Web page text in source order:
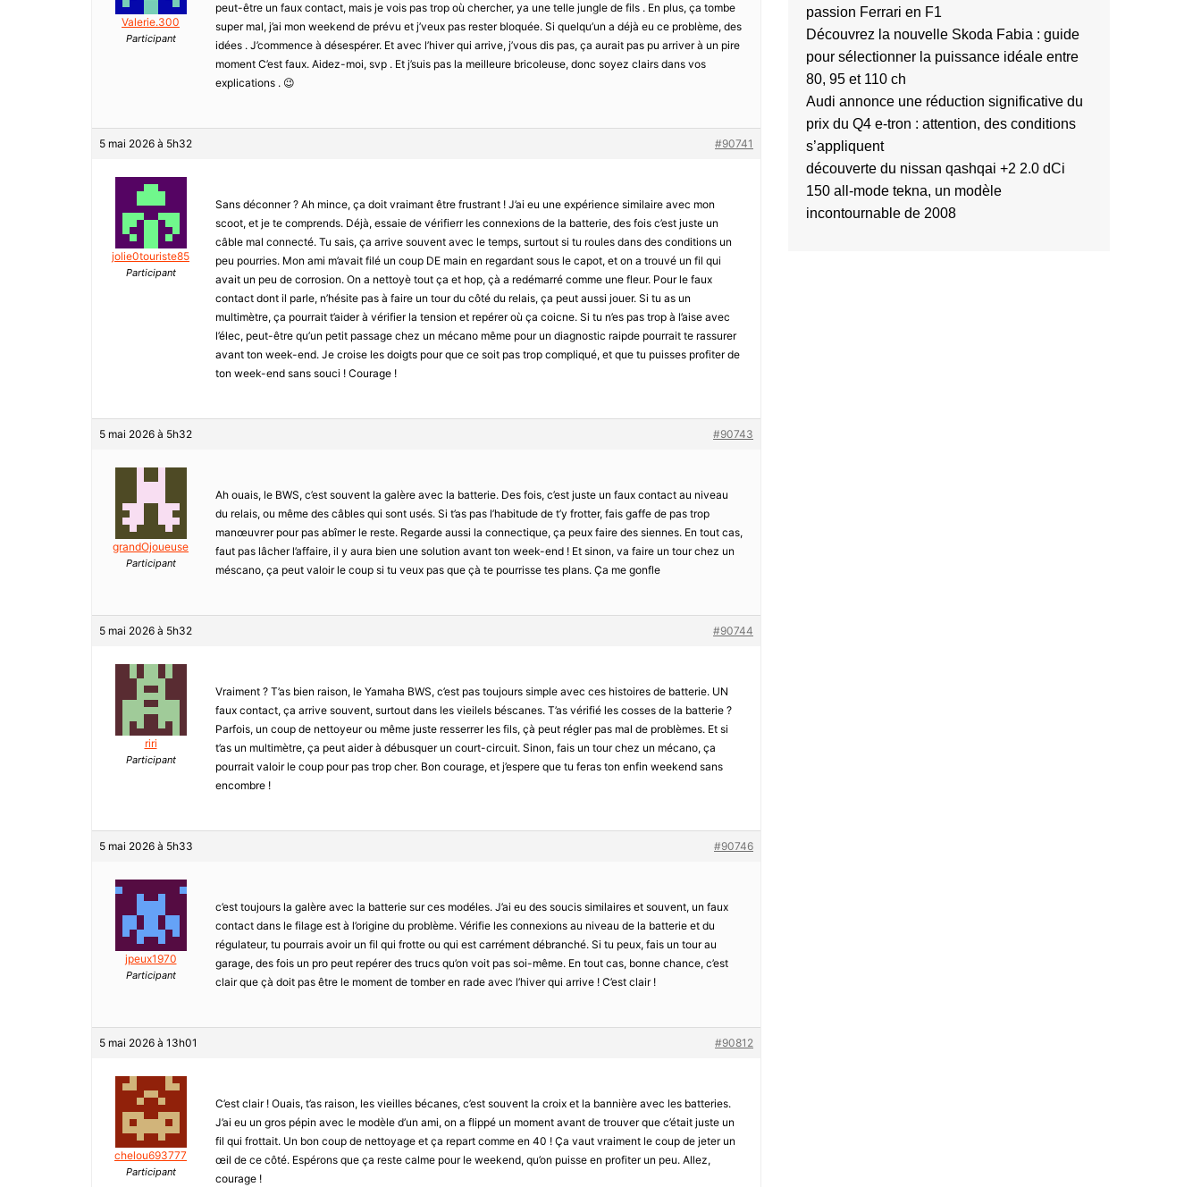
Valerie.300
Participant
peut-être un faux contact, mais je vois pas trop où chercher, ya une telle jungle de fils . En plus, ça tombe
super mal, j’ai mon weekend de prévu et j’veux pas rester bloquée. Si quelqu’un a déjà eu ce problème, des
idées . J’commence à désespérer. Et avec l’hiver qui arrive, j’vous dis pas, ça aurait pas pu arriver à un pire
moment C’est faux. Aidez-moi, svp . Et j’suis pas la meilleure bricoleuse, donc soyez clairs dans vos
explications . 😉
5 mai 2026 à 5h32 #90741
jolie0touriste85
Participant
Sans déconner ? Ah mince, ça doit vraimant être frustrant ! J’ai eu une expérience similaire avec mon
scoot, et je te comprends. Déjà, essaie de vérifierr les connexions de la batterie, des fois c’est juste un
câble mal connecté. Tu sais, ça arrive souvent avec le temps, surtout si tu roules dans des conditions un
peu pourries. Mon ami m’avait filé un coup DE main en regardant sous le capot, et on a trouvé un fil qui
avait un peu de corrosion. On a nettoyè tout ça et hop, çà a redémarré comme une fleur. Pour le faux
contact dont il parle, n’hésite pas à faire un tour du côté du relais, ça peut aussi jouer. Si tu as un
multimètre, ça pourrait t’aider à vérifier la tension et repérer où ça coicne. Si tu n’es pas trop à l’aise avec
l’élec, peut-être qu’un petit passage chez un mécano même pour un diagnostic raipde pourrait te rassurer
avant ton week-end. Je croise les doigts pour que ce soit pas trop compliqué, et que tu puisses profiter de
ton week-end sans souci ! Courage !
5 mai 2026 à 5h32 #90743
grandOjoueuse
Participant
Ah ouais, le BWS, c’est souvent la galère avec la batterie. Des fois, c’est juste un faux contact au niveau
du relais, ou même des câbles qui sont usés. Si t’as pas l’habitude de t’y frotter, fais gaffe de pas trop
manœuvrer pour pas abîmer le reste. Regarde aussi la connectique, ça peux faire des siennes. En tout cas,
faut pas lâcher l’affaire, il y aura bien une solution avant ton week-end ! Et sinon, va faire un tour chez un
méscano, ça peut valoir le coup si tu veux pas que çà te pourrisse tes plans. Ça me gonfle
5 mai 2026 à 5h32 #90744
riri
Participant
Vraiment ? T’as bien raison, le Yamaha BWS, c’est pas toujours simple avec ces histoires de batterie. UN
faux contact, ça arrive souvent, surtout dans les vieilels béscanes. T’as vérifié les cosses de la batterie ?
Parfois, un coup de nettoyeur ou même juste resserrer les fils, çà peut régler pas mal de problèmes. Et si
t’as un multimètre, ça peut aider à débusquer un court-circuit. Sinon, fais un tour chez un mécano, ça
pourrait valoir le coup pour pas trop cher. Bon courage, et j’espere que tu feras ton enfin weekend sans
encombre !
5 mai 2026 à 5h33 #90746
jpeux1970
Participant
c’est toujours la galère avec la batterie sur ces modéles. J’ai eu des soucis similaires et souvent, un faux
contact dans le filage est à l’origine du problème. Vérifie les connexions au niveau de la batterie et du
régulateur, tu pourrais avoir un fil qui frotte ou qui est carrément débranché. Si tu peux, fais un tour au
garage, des fois un pro peut repérer des trucs qu’on voit pas soi-même. En tout cas, bonne chance, c’est
clair que çà doit pas être le moment de tomber en rade avec l’hiver qui arrive ! C’est clair !
5 mai 2026 à 13h01 #90812
chelou693777
Participant
C’est clair ! Ouais, t’as raison, les vieilles bécanes, c’est souvent la croix et la bannière avec les batteries.
J’ai eu un gros pépin avec le modèle d’un ami, on a flippé un moment avant de trouver que c’était juste un
fil qui frottait. Un bon coup de nettoyage et ça repart comme en 40 ! Ça vaut vraiment le coup de jeter un
œil de ce côté. Espérons que ça reste calme pour le weekend, qu’on puisse en profiter un peu. Allez,
courage !
passion Ferrari en F1
Découvrez la nouvelle Skoda Fabia : guide
pour sélectionner la puissance idéale entre
80, 95 et 110 ch
Audi annonce une réduction significative du
prix du Q4 e-tron : attention, des conditions
s’appliquent
découverte du nissan qashqai +2 2.0 dCi
150 all-mode tekna, un modèle
incontournable de 2008